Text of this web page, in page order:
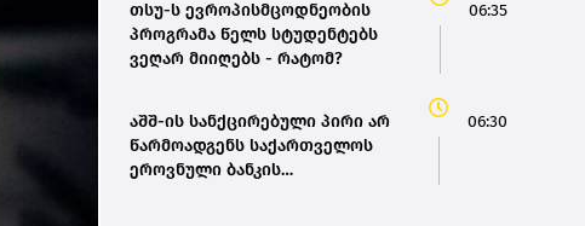
თსუ-ს ევროპისმცოდნეობის
პროგრამა წელს სტუდენტებს
ვეღარ მიიღებს - რატომ?
06:35
აშშ-ის სანქცირებული პირი არ
წარმოადგენს საქართველოს
ეროვნული ბანკის
06:30